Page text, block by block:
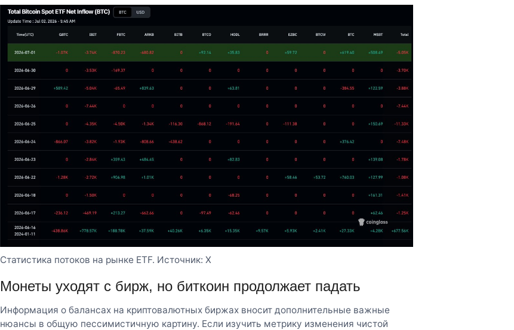
Статистика потоков на рынке ETF. Источник: X
Монеты уходят с бирж, но биткоин продолжает падать
Информация о балансах на криптовалютных биржах вносит дополнительные важные
нюансы в общую пессимистичную картину. Если изучить метрику изменения чистой